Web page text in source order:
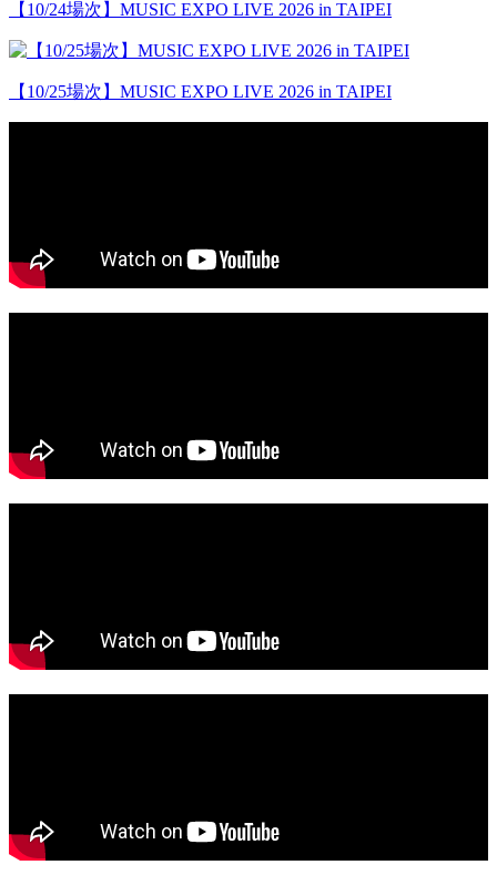
【10/24場次】MUSIC EXPO LIVE 2026 in TAIPEI
【10/25場次】MUSIC EXPO LIVE 2026 in TAIPEI